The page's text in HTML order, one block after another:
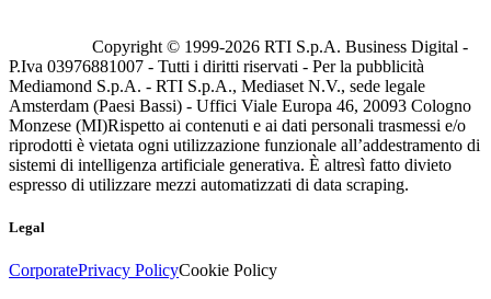
Copyright © 1999-2026 RTI S.p.A. Business Digital -
P.Iva 03976881007 - Tutti i diritti riservati - Per la pubblicità
Mediamond S.p.A. - RTI S.p.A., Mediaset N.V., sede legale
Amsterdam (Paesi Bassi) - Uffici Viale Europa 46, 20093 Cologno
Monzese (MI)Rispetto ai contenuti e ai dati personali trasmessi e/o
riprodotti è vietata ogni utilizzazione funzionale all’addestramento di
sistemi di intelligenza artificiale generativa. È altresì fatto divieto
espresso di utilizzare mezzi automatizzati di data scraping.
Legal
CorporatePrivacy PolicyCookie Policy